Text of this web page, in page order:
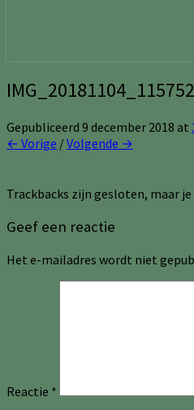
IMG_20181104_115752
Gepubliceerd 9 december 2018 at
← Vorige /Volgende →
Trackbacks zijn gesloten, maar je
Geef een reactie
Het e-mailadres wordt niet
Reactie *